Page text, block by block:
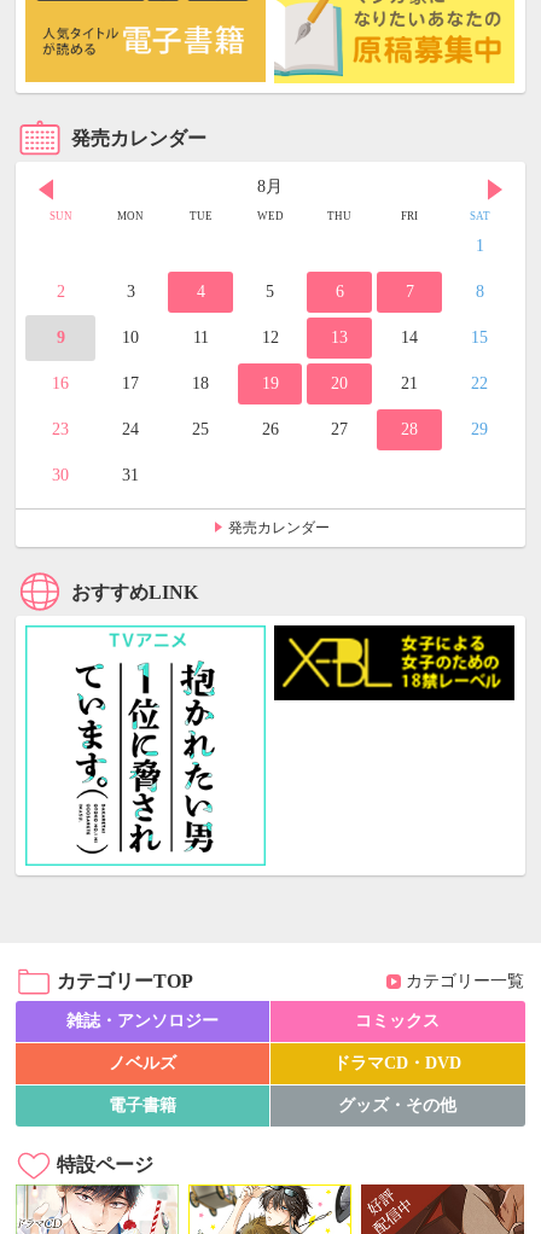
発売カレンダー
8月
SUN MON TUE WED THU FRI SAT
1
2 3 4 5 6 7 8
9 10 11 12 13 14 15
16 17 18 19 20 21 22
23 24 25 26 27 28 29
30 31
発売カレンダー
おすすめLINK
カテゴリーTOP カテゴリー一覧
雑誌・アンソロジー コミックス
ノベルズ ドラマCD・DVD
電子書籍 グッズ・その他
特設ページ